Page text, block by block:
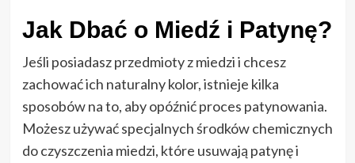
Jak Dbać o Miedź i Patynę?
Jeśli posiadasz przedmioty z miedzi i chcesz
zachować ich naturalny kolor, istnieje kilka
sposobów na to, aby opóźnić proces patynowania.
Możesz używać specjalnych środków chemicznych
do czyszczenia miedzi, które usuwają patynę i